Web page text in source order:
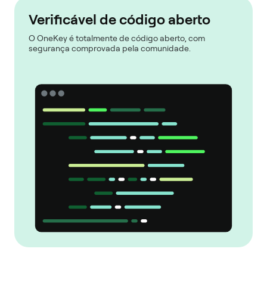
Verificável de código aberto
O OneKey é totalmente de código aberto, com
segurança comprovada pela comunidade.